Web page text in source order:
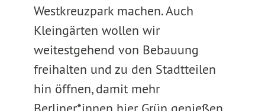
Westkreuzpark machen. Auch
Kleingärten wollen wir
weitestgehend von Bebauung
freihalten und zu den Stadtteilen
hin öffnen, damit mehr